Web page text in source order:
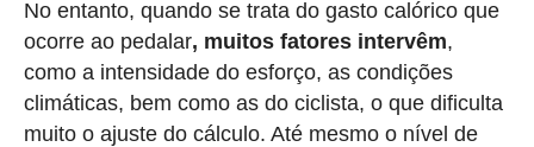
No entanto, quando se trata do gasto calórico que
ocorre ao pedalar, muitos fatores intervêm,
como a intensidade do esforço, as condições
climáticas, bem como as do ciclista, o que dificulta
muito o ajuste do cálculo. Até mesmo o nível de